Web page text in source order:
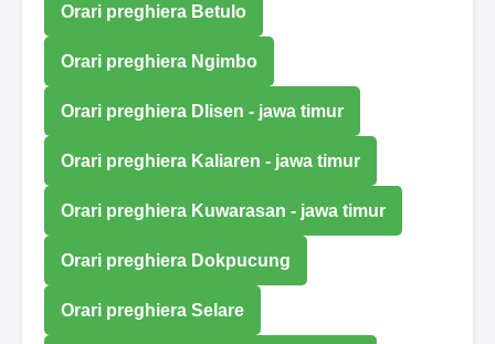
Orari preghiera Betulo
Orari preghiera Ngimbo
Orari preghiera Dlisen - jawa timur
Orari preghiera Kaliaren - jawa timur
Orari preghiera Kuwarasan - jawa timur
Orari preghiera Dokpucung
Orari preghiera Selare